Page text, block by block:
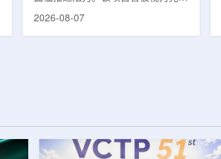
韩国东南部区域癌症治疗体系的关键
中心，构建癌症患者可在区域内完成
2026-08-07